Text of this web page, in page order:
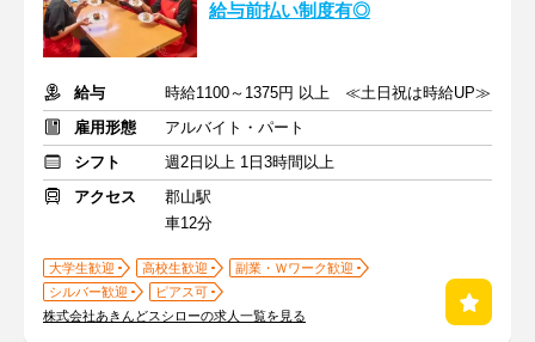
給与前払い制度有◎
給与
時給1100～1375円 以上 ≪土日祝は時給UP≫
雇用形態
アルバイト・パート
シフト
週2日以上 1日3時間以上
アクセス
郡山駅
車12分
大学生歓迎 高校生歓迎
副業・Ｗワーク歓迎
シルバー歓迎
ピアス可
株式会社あきんどスシローの求人一覧を見る